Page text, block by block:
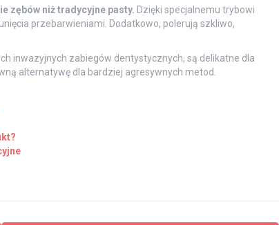
zębów niż tradycyjne pasty. Dzięki specjalnemu trybowi
przebarwieniami. Dodatkowo, polerują szkliwo,
inwazyjnych zabiegów dentystycznych, są delikatne dla
alternatywę dla bardziej agresywnych metod.